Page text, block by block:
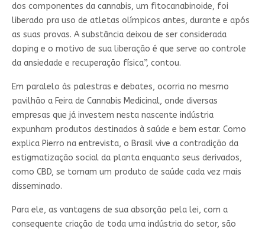
dos componentes da cannabis, um fitocanabinoide, foi
liberado pra uso de atletas olímpicos antes, durante e após
as suas provas. A substância deixou de ser considerada
doping e o motivo de sua liberação é que serve ao controle
da ansiedade e recuperação física”, contou.
Em paralelo às palestras e debates, ocorria no mesmo
pavilhão a Feira de Cannabis Medicinal, onde diversas
empresas que já investem nesta nascente indústria
expunham produtos destinados à saúde e bem estar. Como
explica Pierro na entrevista, o Brasil vive a contradição da
estigmatização social da planta enquanto seus derivados,
como CBD, se tornam um produto de saúde cada vez mais
disseminado.
Para ele, as vantagens de sua absorção pela lei, com a
consequente criação de toda uma indústria do setor, são